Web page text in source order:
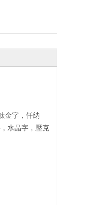
金字，仟納
水晶字，壓克